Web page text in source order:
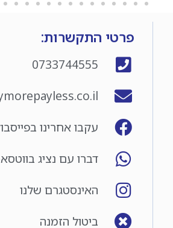
פרטי התקשרות:
0733744555
עקבו אחרינו
דברו עם נציג
האינסטגרם שלנו
ביטול הזמנה